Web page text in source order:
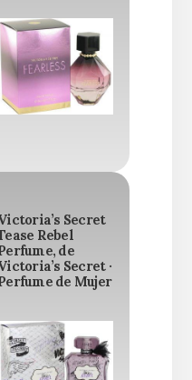
Secret
Rebel
de
Secret ·
de Mujer